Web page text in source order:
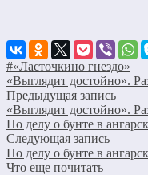
#«Ласточкино гнездо»
«Выглядит достойно».
Предыдущая запись
«Выглядит достойно».
По делу о бунте в
Следующая запись
По делу о бунте в
Что еще почитать